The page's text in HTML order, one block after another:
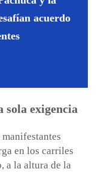
acuerdo
sola exigencia
en los carriles
a la altura de la